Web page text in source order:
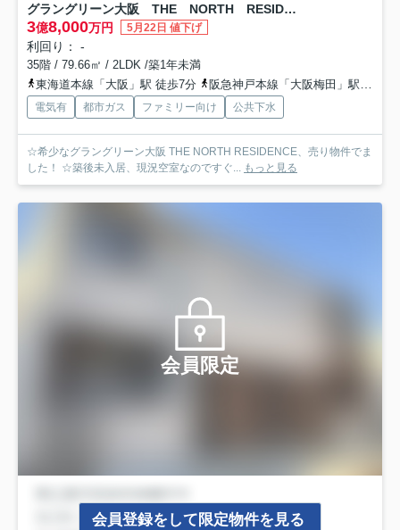
グラングリーン大阪 THE NORTH RESIDENCE
3億8,000万円 5月22日 値下げ
利回り： -
35階 / 79.66㎡ / 2LDK /築1年未満
東海道本線「大阪」駅 徒歩7分
阪急神戸本線「大阪梅田」駅 徒歩9分
電気有 都市ガス ファミリー向け 公共下水
☆希少なグラングリーン大阪 THE NORTH RESIDENCE、売り物件でま
した！ ☆築後未入居、現況空室なのですぐ...
もっと見る
会員限定
会員登録をして限定物件を見る